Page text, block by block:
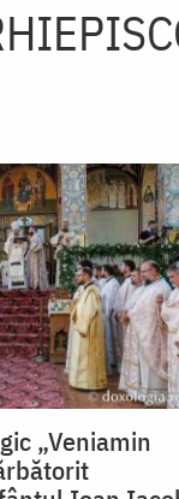
„Veniamin